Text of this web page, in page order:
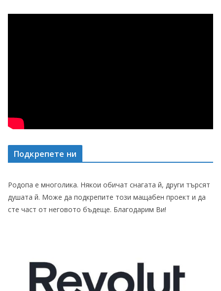
Подкрепете ни
Родопа е многолика. Някои обичат снагата й, други търсят
душата й. Може да подкрепите този мащабен проект и да
сте част от неговото бъдеще. Благодарим Ви!